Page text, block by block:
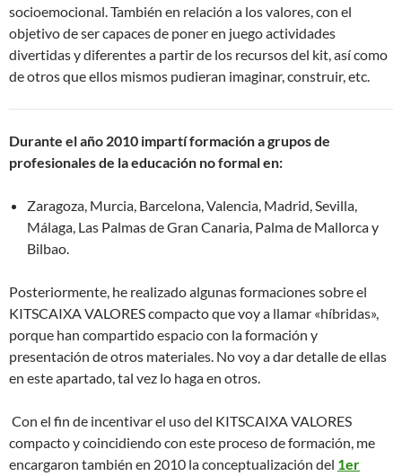
socioemocional. También en relación a los valores, con el
objetivo de ser capaces de poner en juego actividades
divertidas y diferentes a partir de los recursos del kit, así como
de otros que ellos mismos pudieran imaginar, construir, etc.
Durante el año 2010 impartí formación a grupos de
profesionales de la educación no formal en:
Zaragoza, Murcia, Barcelona, Valencia, Madrid, Sevilla,
Málaga, Las Palmas de Gran Canaria, Palma de Mallorca y
Bilbao.
Posteriormente, he realizado algunas formaciones sobre el
KITSCAIXA VALORES compacto que voy a llamar «híbridas»,
porque han compartido espacio con la formación y
presentación de otros materiales. No voy a dar detalle de ellas
en este apartado, tal vez lo haga en otros.
Con el fin de incentivar el uso del KITSCAIXA VALORES
compacto y coincidiendo con este proceso de formación, me
encargaron también en 2010 la conceptualización del 1er